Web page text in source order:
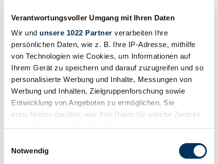
Verantwortungsvoller Umgang mit Ihren Daten
Wir und unsere 1022 Partner verarbeiten Ihre
persönlichen Daten, wie z. B. Ihre IP-Adresse, mithilfe
von Technologien wie Cookies, um Informationen auf
Ihrem Gerät zu speichern und darauf zuzugreifen und so
personalisierte Werbung und Inhalte, Messungen von
Werbung und Inhalten, Zielgruppenforschung sowie
Entwicklung von Angeboten zu ermöglichen. Sie
entscheiden darüber, wer Ihre Daten für welche Zwecke
Trigger Symbol ändern oder widerrufen
Notwendig